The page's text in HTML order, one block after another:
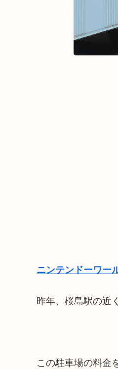
ニンテンドーワー
昨年、桜島駅の近
この駐車場の料金